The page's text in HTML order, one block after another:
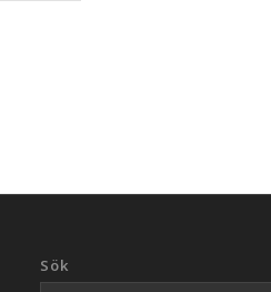
Sök